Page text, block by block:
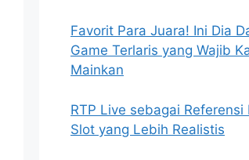
Favorit Para Juara! Ini Dia
Game Terlaris yang Wajib
Mainkan
RTP Live sebagai Referensi
Slot yang Lebih Realistis